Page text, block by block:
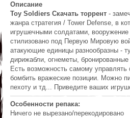
Описание
Toy Soldiers Скачать торрент -
жанра стратегия / Tower Defense, в
игрушечными солдатами,
стилизовано под Первую Мировую
атакующие единицы разнообразны -
дирижабли, огнеметы,
Есть возможность самому управлять
бомбить вражеские позиции. Можно
пехоту и тд... Приведите ваших
Особенности репака:
Ничего не вырезано/перекодировано